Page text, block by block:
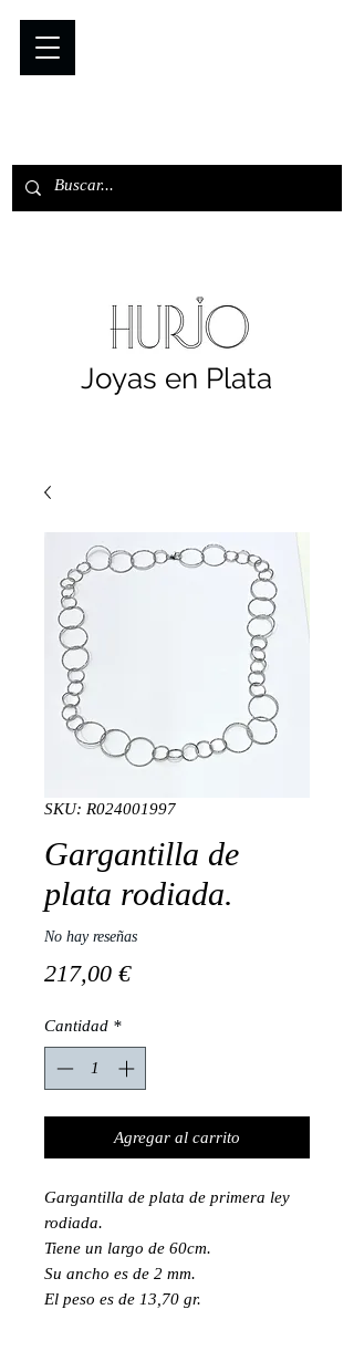
Joyas en Plata
SKU: R024001997
Gargantilla de
plata rodiada.
No hay reseñas
217,00 €Precio
Cantidad *
Agregar al carrito
Gargantilla de plata de primera ley
rodiada.
Tiene un largo de 60cm.
Su ancho es de 2 mm.
El peso es de 13,70 gr.